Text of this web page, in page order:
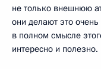
не только внешнюю
они делают это
в полном смысле
интересно и полезно.